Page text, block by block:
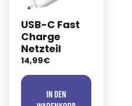
USB-C Fast
Charge
Netzteil
14,99€
In den